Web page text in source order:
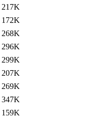
217K
172K
268K
296K
299K
207K
269K
347K
159K